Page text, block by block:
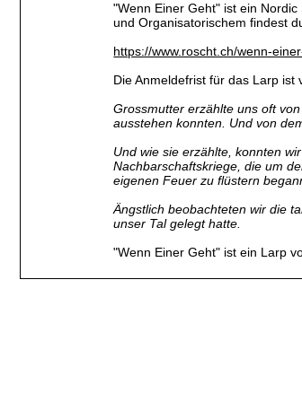
"Wenn Einer Geht" ist ein
und Organisatorischem findest
https://www.roscht.ch/wenn-
Die Anmeldefrist für das Larp ist
Grossmutter erzählte uns oft
ausstehen konnten. Und von
Und wie sie erzählte, konnten
Nachbarschaftskriege, die um
eigenen Feuer zu flüstern
Ängstlich beobachteten wir die
unser Tal gelegt hatte.
"Wenn Einer Geht" ist ein Larp